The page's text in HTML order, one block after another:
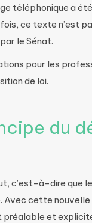
téléphonique a
ce texte n’est
le Sénat.
pour les
de loi.
du
c’est-à-dire que
cette
et